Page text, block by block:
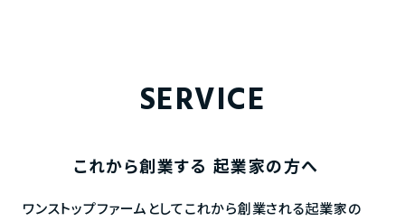
SERVICE
これから創業する 起業家の方へ
ワンストップファームとしてこれから創業される起業家の